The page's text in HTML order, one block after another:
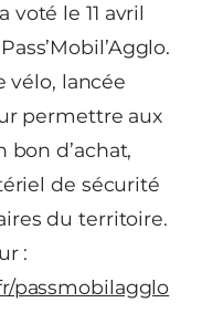
le 11 avril
vélo, lancée
permettre aux
bon d’achat,
de sécurité
du territoire.
:
passmobilagglo